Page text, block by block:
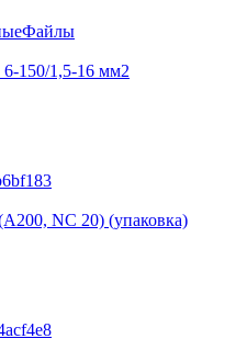
150/1,5-16 мм2
NC 20) (упаковка)